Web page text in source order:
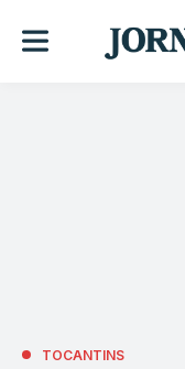
TOCANTINS